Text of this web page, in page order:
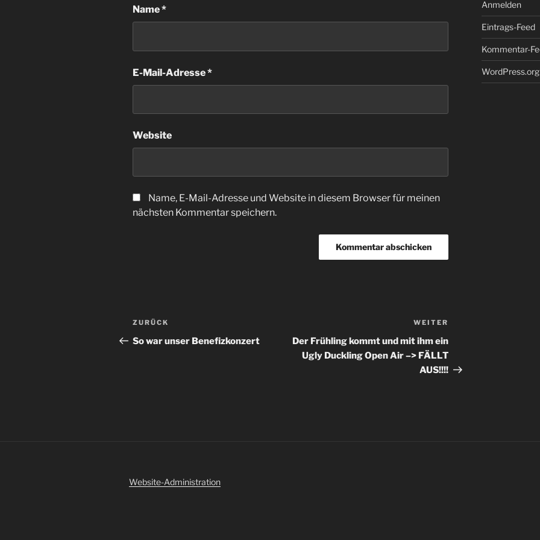
Name*
E-Mail-Adresse*
Website
Name, E-Mail-Adresse und Website in diesem Browser für meinen
nächsten Kommentar speichern.
Beitragsnavigation
Vorheriger
Beitrag
ZURÜCK
So war unser Benefizkonzert
Beitrag
WEITER
Der Frühling kommt und mit ihm ein
Ugly Duckling Open Air –> FÄLLT
AUS!!!!
Anmelden
Eintrags-Feed
Kommentar-
WordPress.org
Website-Administration